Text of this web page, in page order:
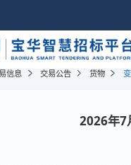
信息 交易公告 货物
2026年7